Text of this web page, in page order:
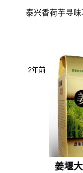
泰兴香荷芋寻
2年前
姜堰